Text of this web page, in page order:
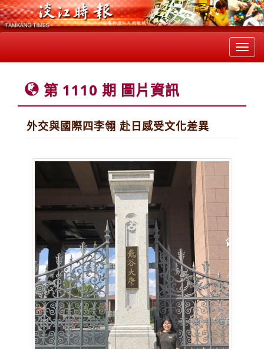
第 1110 期 圖片資訊
外交與國際四李翎 赴日感受文化差異